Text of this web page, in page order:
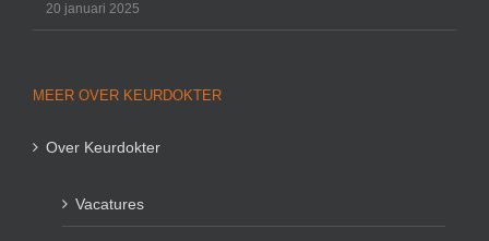
20 januari 2025
MEER OVER KEURDOKTER
Over Keurdokter
Vacatures